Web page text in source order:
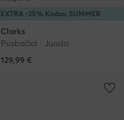
EXTRA -25% Kodas: SUMMER
Clarks
Pusbačiai · Juoda
129,99 €